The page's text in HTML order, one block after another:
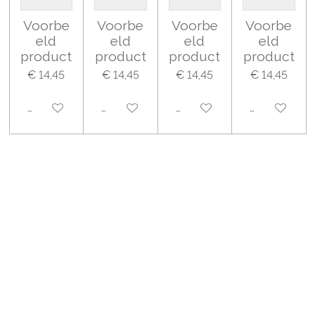
Voorbe
eld
product
€ 14,45
Uitgeschakeld
Voorbe
eld
product
€ 14,45
Uitgeschakeld
Voorbe
eld
product
€ 14,45
Uitgeschakeld
Voorbe
eld
product
€ 14,45